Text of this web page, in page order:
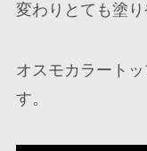
変わりとても塗り
オスモカラート
す。